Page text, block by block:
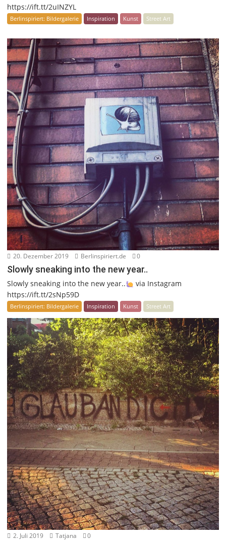
https://ift.tt/2uINZYL
Berlinspiriert: Bildergalerie Inspiration Kunst Street Art
20. Dezember 2019 Berlinspiriert.de 0
Slowly sneaking into the new year..
Slowly sneaking into the new year..
via Instagram
https://ift.tt/2sNp59D
Berlinspiriert: Bildergalerie Inspiration Kunst Street Art
2. Juli 2019 Tatjana 0